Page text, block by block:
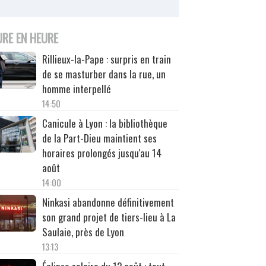
EN HEURE
Rillieux-la-Pape : surpris en train
de se masturber dans la rue, un
homme interpellé
14:50
Canicule à Lyon : la bibliothèque
de la Part-Dieu maintient ses
horaires prolongés jusqu'au 14
août
14:00
Ninkasi abandonne définitivement
son grand projet de tiers-lieu à La
Saulaie, près de Lyon
13:13